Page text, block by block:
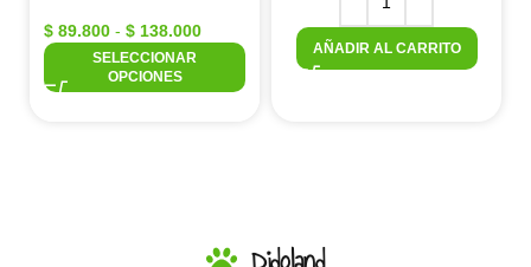
$ 89.800 - $ 138.000
SELECCIONAR
OPCIONES
AÑADIR AL CARRITO